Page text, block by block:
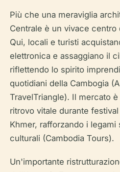
Più che una meraviglia
Centrale è un vivace
Qui, locali e turisti
elettronica e assaggiano il
riflettendo lo spirito
quotidiani della Cambogia
TravelTriangle). Il mercato
ritrovo vitale durante
Khmer, rafforzando i
culturali (Cambodia Tours).
Un'importante